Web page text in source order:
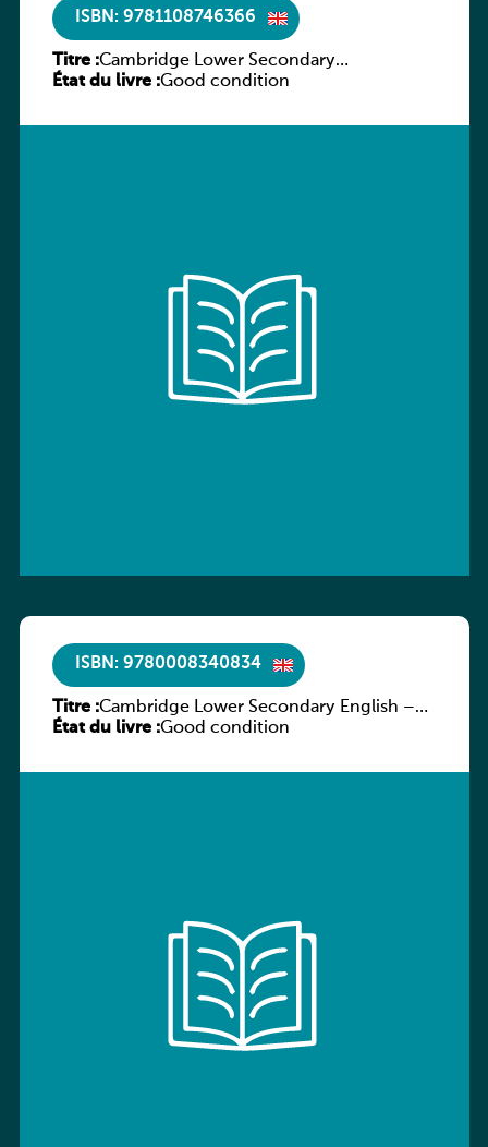
ISBN: 9781108746366
Titre :Cambridge Lower Secondary
Mathematics Workbook 7
État du livre :Good condition
ISBN: 9780008340834
Titre :Cambridge Lower Secondary English –
Stage 7 – Student’s Book
État du livre :Good condition